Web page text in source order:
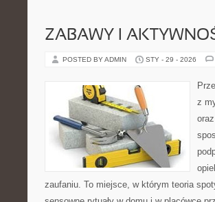
ZABAWY I
POSTED BY ADMIN STY - 29 - 2026
z
zaufaniu. To miejsce, w którym teoria